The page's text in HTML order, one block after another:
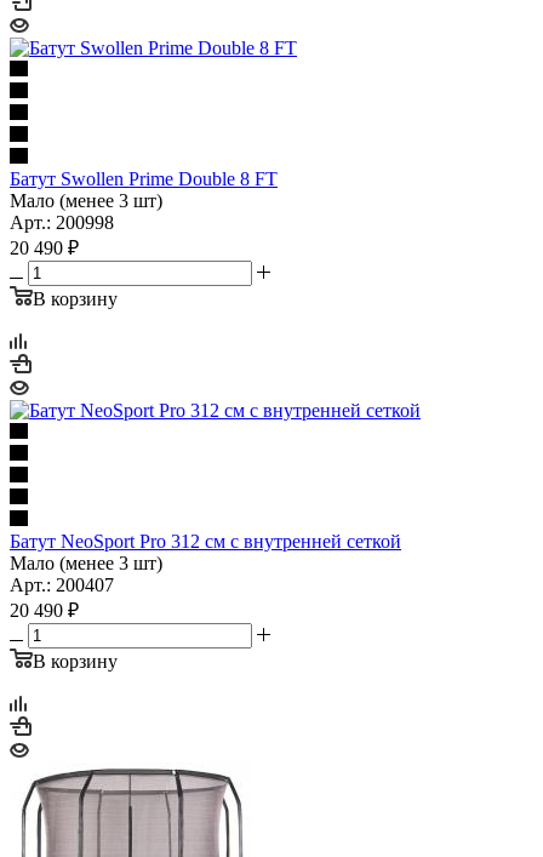
Батут Swollen Prime Double 8 FT
Мало (менее 3 шт)
Арт.: 200998
20 490 ₽
В корзину
Батут NeoSport Pro 312 см с внутренней сеткой
Мало (менее 3 шт)
Арт.: 200407
20 490 ₽
В корзину